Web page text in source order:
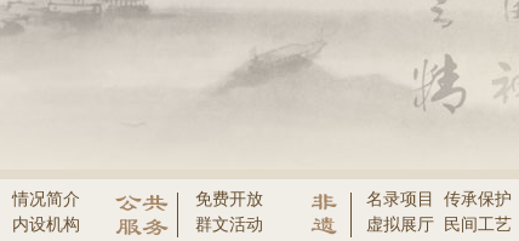
情况简介
内设机构
免费开放
群文活动
名录项目
传承保护
虚拟展厅
民间工艺